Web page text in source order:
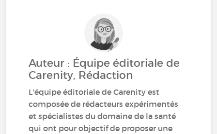
Auteur : Équipe éditoriale de
Carenity, Rédaction
L'équipe éditoriale de Carenity est
composée de rédacteurs expérimentés
et spécialistes du domaine de la santé
qui ont pour objectif de proposer une